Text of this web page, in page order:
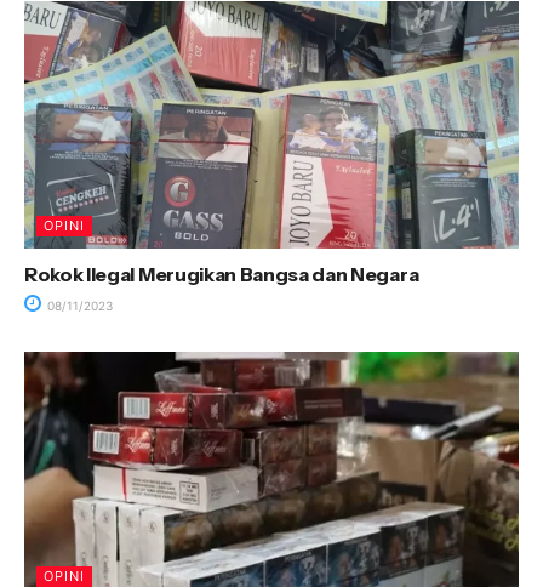
OPINI
Rokok Ilegal Merugikan Bangsa dan Negara
08/11/2023
OPINI